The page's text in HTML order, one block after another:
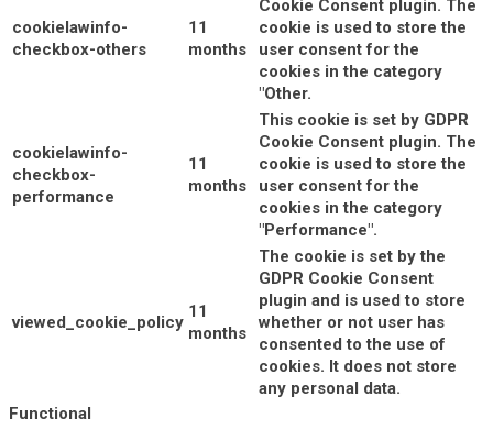
cookielawinfo-
checkbox-others
11
months
Cookie Consent plugin. The
cookie is used to store the
user consent for the
cookies in the category
"Other.
cookielawinfo-
checkbox-
performance
11
months
This cookie is set by GDPR
Cookie Consent plugin. The
cookie is used to store the
user consent for the
cookies in the category
"Performance".
viewed_cookie_policy
11
months
The cookie is set by the
GDPR Cookie Consent
plugin and is used to store
whether or not user has
consented to the use of
cookies. It does not store
any personal data.
Functional